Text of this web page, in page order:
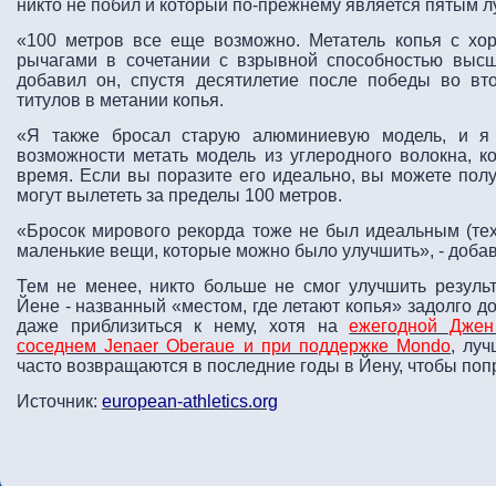
никто не побил и который по-прежнему является пятым
«100 метров все еще возможно. Метатель копья с
рычагами в сочетании с взрывной способностью
добавил он, спустя десятилетие после победы во
титулов в метании копья.
«Я также бросал старую алюминиевую модель, и
возможности метать модель из углеродного волокна,
время. Если вы поразите его идеально, вы можете
могут вылететь за пределы 100 метров.
«Бросок мирового рекорда тоже не был идеальным
маленькие вещи, которые можно было улучшить», -
Тем не менее, никто больше не смог улучшить
Йене - названный «местом, где летают копья» задолго
даже приблизиться к нему, хотя наежегодной
соседнем Jenaer Oberaue и при поддержке Mondo,
часто возвращаются в последние годы в Йену, чтобы
Источник: european-athletics.org